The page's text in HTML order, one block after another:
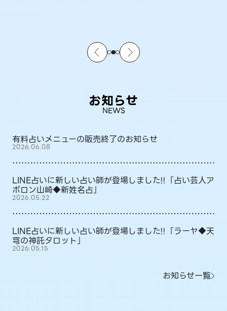
お知らせ
NEWS
有料占いメニューの販売終了のお知らせ
2026.06.08
LINE占いに新しい占い師が登場しました!!「占い芸人ア
ポロン山崎◆新姓名占」
2026.05.22
LINE占いに新しい占い師が登場しました!!「ラーヤ◆天
穹の神託タロット」
2026.05.15
お知らせ一覧